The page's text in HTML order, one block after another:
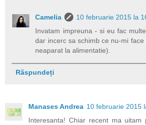
Camelia
10 februarie 2015 la
Invatam impreuna - si eu fac
dar incerc sa schimb ce nu-mi
neaparat la alimentatie).
Răspundeți
Manases Andrea 10 februarie 2015
Interesanta! Chiar recent ma uitam